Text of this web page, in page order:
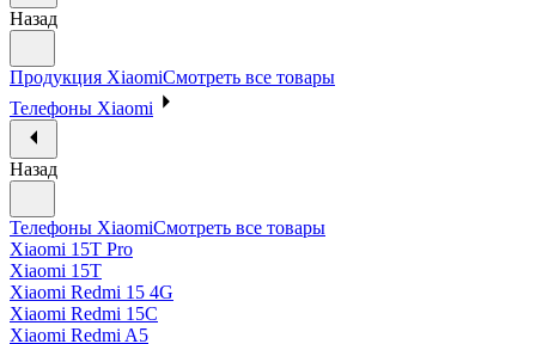
Назад
Продукция XiaomiСмотреть все товары
Телефоны Xiaomi
Назад
Телефоны XiaomiСмотреть все товары
Xiaomi 15T Pro
Xiaomi 15T
Xiaomi Redmi 15 4G
Xiaomi Redmi 15C
Xiaomi Redmi A5